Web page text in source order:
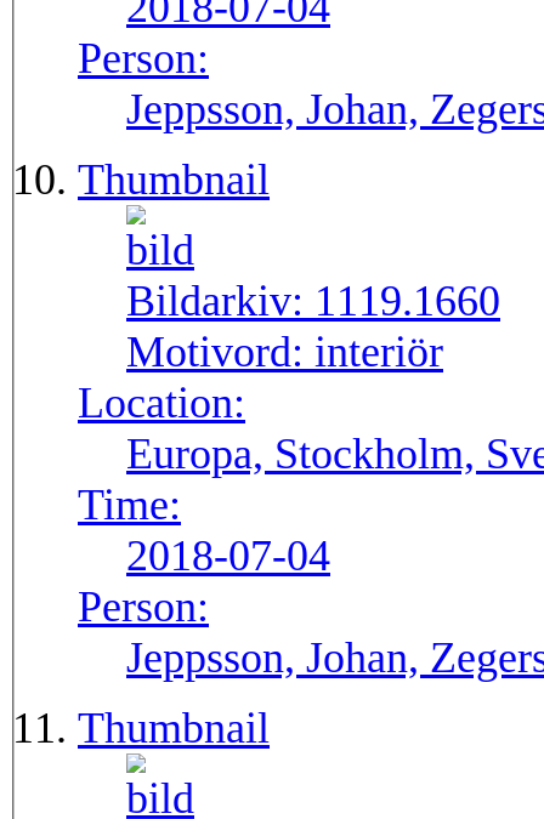
Person:
Jeppsson, Johan,
Thumbnail
Bildarkiv: 1119.1660
Motivord: interiör
Location:
Europa, Stockholm,
Time:
2018-07-04
Person:
Jeppsson, Johan,
Thumbnail